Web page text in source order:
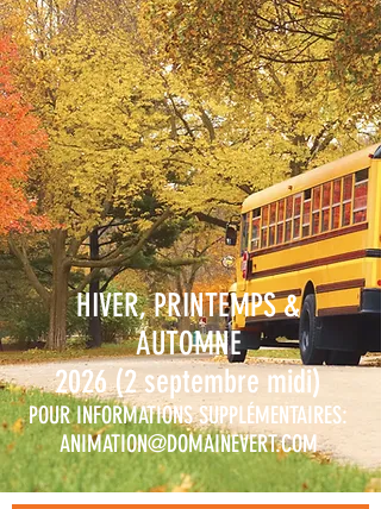
HIVER, PRINTEMPS &
AUTOMNE
2026 (2 septembre midi)
POUR INFORMATIONS SUPPLÉMENTAIRES:
ANIMATION@DOMAINEVERT.COM